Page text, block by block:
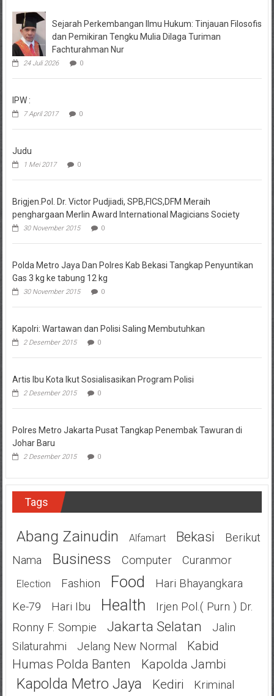
Sejarah Perkembangan Ilmu Hukum: Tinjauan Filosofis
dan Pemikiran Tengku Mulia Dilaga Turiman
Fachturahman Nur
24 Juli 2026 0
IPW :
7 April 2017 0
Judu
1 Mei 2017 0
Brigjen.Pol. Dr. Victor Pudjiadi, SPB,FICS,DFM Meraih
penghargaan Merlin Award International Magicians Society
30 November 2015 0
Polda Metro Jaya Dan Polres Kab Bekasi Tangkap Penyuntikan
Gas 3 kg ke tabung 12 kg
30 November 2015 0
Kapolri: Wartawan dan Polisi Saling Membutuhkan
2 Desember 2015 0
Artis Ibu Kota Ikut Sosialisasikan Program Polisi
2 Desember 2015 0
Polres Metro Jakarta Pusat Tangkap Penembak Tawuran di
Johar Baru
2 Desember 2015 0
Tags
Abang Zainudin Alfamart Bekasi
Berikut
Nama
Business Computer Curanmor
Election Fashion Food
Hari Bhayangkara
Ke-79
Hari Ibu Health
Irjen Pol.( Purn ) Dr.
Ronny F. Sompie
Jakarta Selatan
Jalin
Silaturahmi
Jelang New Normal
Kabid
Humas Polda Banten
Kapolda Jambi
Kapolda Metro Jaya Kediri Kriminal